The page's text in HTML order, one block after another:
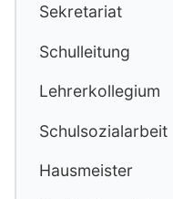
Sekretariat
Schulleitung
Lehrerkollegium
Schulsozialarbeit
Hausmeister